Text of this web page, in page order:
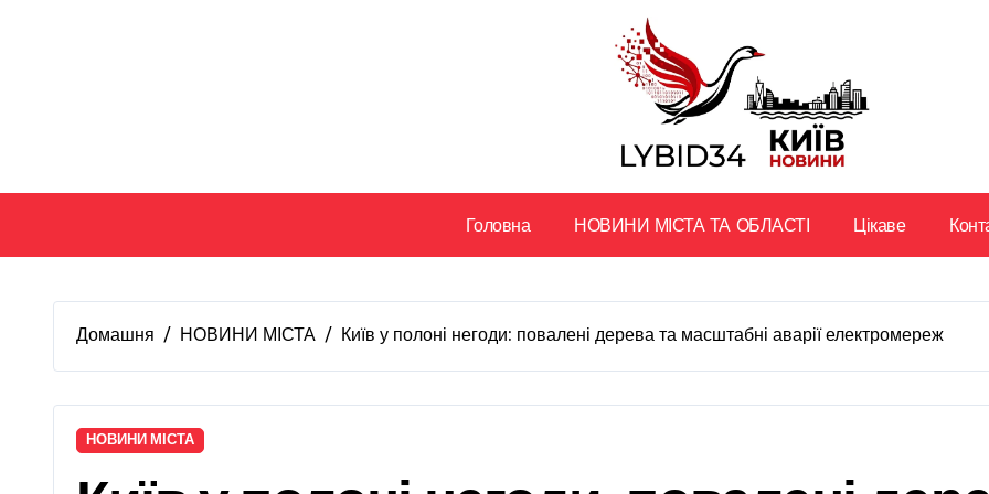
Головна НОВИНИ МІСТА ТА ОБЛАСТІ Цікаве
Домашня НОВИНИ МІСТА Київ у полоні негоди: повалені дерева та масштабні аварії електромереж
НОВИНИ МІСТА